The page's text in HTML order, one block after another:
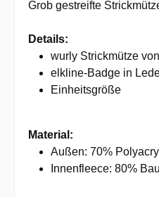
Grob gestreifte
Details:
wurly Strickmütze
elkline-Badge in
Einheitsgröße
Material:
Außen: 70%
Innenfleece: 80%